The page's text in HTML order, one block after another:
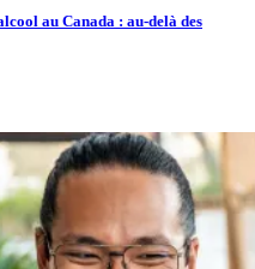
au Canada : au-delà des